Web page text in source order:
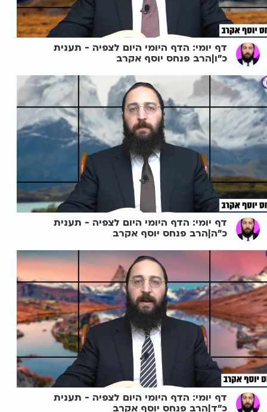
דף יומי: הדף היומי היום לצפיה - תענית
כ"ו|הרב פנחס יוסף אקרב
דף יומי: הדף היומי היום לצפיה - תענית
כ"ה|הרב פנחס יוסף אקרב
דף יומי: הדף היומי היום לצפיה - תענית
כ"ד|הרב פנחס יוסף אקרב